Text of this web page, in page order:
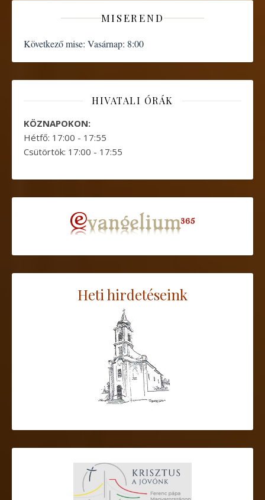
MISEREND
Következő mise: Vasárnap: 8:00
HIVATALI ÓRÁK
KÖZNAPOKON:
Hétfő: 17:00 - 17:55
Csütörtök: 17:00 - 17:55
Heti hirdetéseink